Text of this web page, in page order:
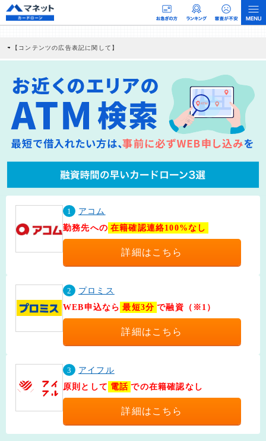
【コンテンツの広告表記に関して】
社に対して企業から紹介報酬が支払われるという収益モデルです。 ただし、特定の
商品を根拠なくPRするものではなく、当編集部の調査／ユーザーへの口コミ収集な
どに基づき、公平性を担保した情報提供を行っています。
>提携企業一覧
1
アコム
勤務先への 在籍確認連絡100%なし
詳細はこちら
2
プロミス
WEB申込なら 最短3分 で融資（※1）
詳細はこちら
3
アイフル
原則として 電話 での在籍確認なし
詳細はこちら